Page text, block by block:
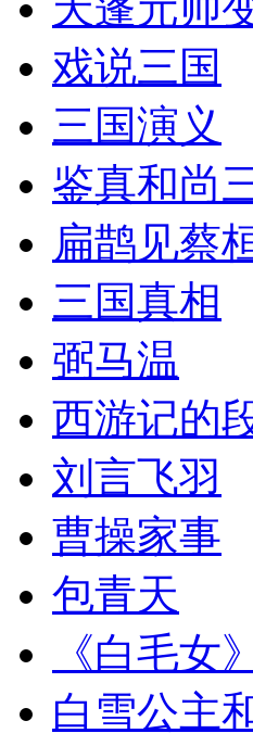
戏说三国
三国演义
鉴真和尚
扁鹊见蔡
三国真相
弼马温
西游记的
刘言飞羽
曹操家事
包青天
《白毛女》
白雪公主